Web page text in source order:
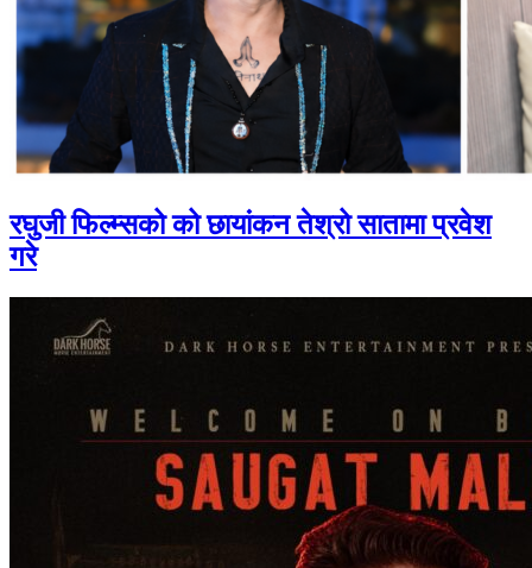
रघुजी फिल्म्सको को छायांकन तेश्रो सातामा प्रवेश
गरे